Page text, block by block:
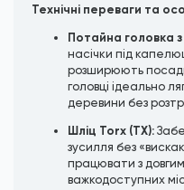
Технічні переваги та
Потайна головка
насічки під
розширюють
головці ідеально
деревини без
Шліц Torx (TX):
зусилля без
працювати з
важкодоступних